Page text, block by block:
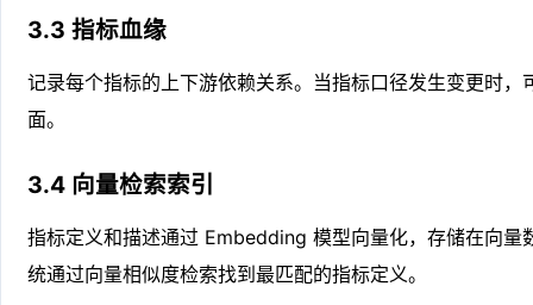
3.3 指标血缘
记录每个指标的上下游依赖关系。当指标口径发生变更时，
面。
3.4 向量检索索引
指标定义和描述通过 Embedding 模型向量化，存储在向量
统通过向量相似度检索找到最匹配的指标定义。